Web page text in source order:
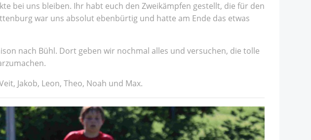
bei uns bleiben. Ihr habt euch den Zweikämpfen gestellt, die für den
war uns absolut ebenbürtig und hatte am Ende das etwas
nach Bühl. Dort geben wir nochmal alles und versuchen, die tolle
Jakob, Leon, Theo, Noah und Max.